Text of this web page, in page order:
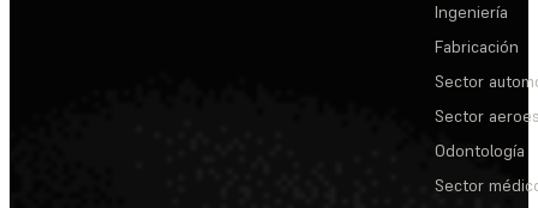
Ingeniería
Fabricación
Sector
Sector
Odontología
Sector